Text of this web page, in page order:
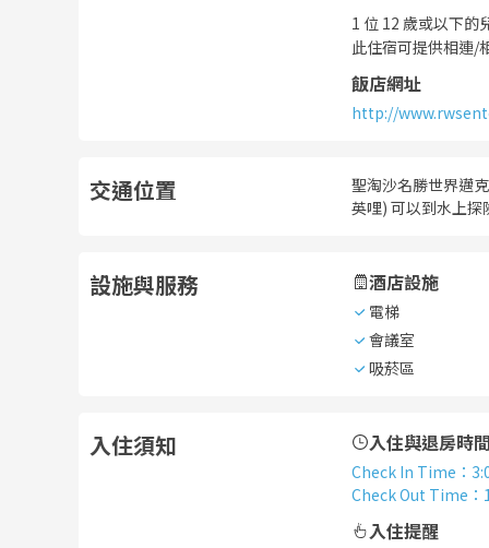
1 位 12 歲或以下的
此住宿可提供相連/
飯店網址
http://
交通位置
聖淘沙名勝世界邁
英哩) 可以到水上探
設施與服務 酒店設施
電梯
會議室
吸菸區
入住須知 入住與退房時
Check In Time ：
Check Out Time ：
入住提醒